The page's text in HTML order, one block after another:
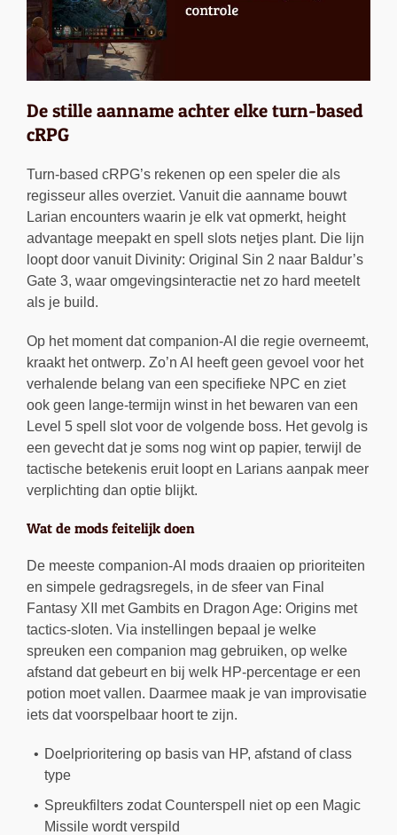
De stille aanname achter elke turn-based
cRPG
Turn-based cRPG’s rekenen op een speler die als
regisseur alles overziet. Vanuit die aanname bouwt
Larian encounters waarin je elk vat opmerkt, height
advantage meepakt en spell slots netjes plant. Die lijn
loopt door vanuit Divinity: Original Sin 2 naar Baldur’s
Gate 3, waar omgevingsinteractie net zo hard meetelt
als je build.
Op het moment dat companion-AI die regie overneemt,
kraakt het ontwerp. Zo’n AI heeft geen gevoel voor het
verhalende belang van een specifieke NPC en ziet
ook geen lange-termijn winst in het bewaren van een
Level 5 spell slot voor de volgende boss. Het gevolg is
een gevecht dat je soms nog wint op papier, terwijl de
tactische betekenis eruit loopt en Larians aanpak meer
verplichting dan optie blijkt.
Wat de mods feitelijk doen
De meeste companion-AI mods draaien op prioriteiten
en simpele gedragsregels, in de sfeer van Final
Fantasy XII met Gambits en Dragon Age: Origins met
tactics-sloten. Via instellingen bepaal je welke
spreuken een companion mag gebruiken, op welke
afstand dat gebeurt en bij welk HP-percentage er een
potion moet vallen. Daarmee maak je van improvisatie
iets dat voorspelbaar hoort te zijn.
Doelprioritering op basis van HP, afstand of class
type
Spreukfilters zodat Counterspell niet op een Magic
Missile wordt verspild